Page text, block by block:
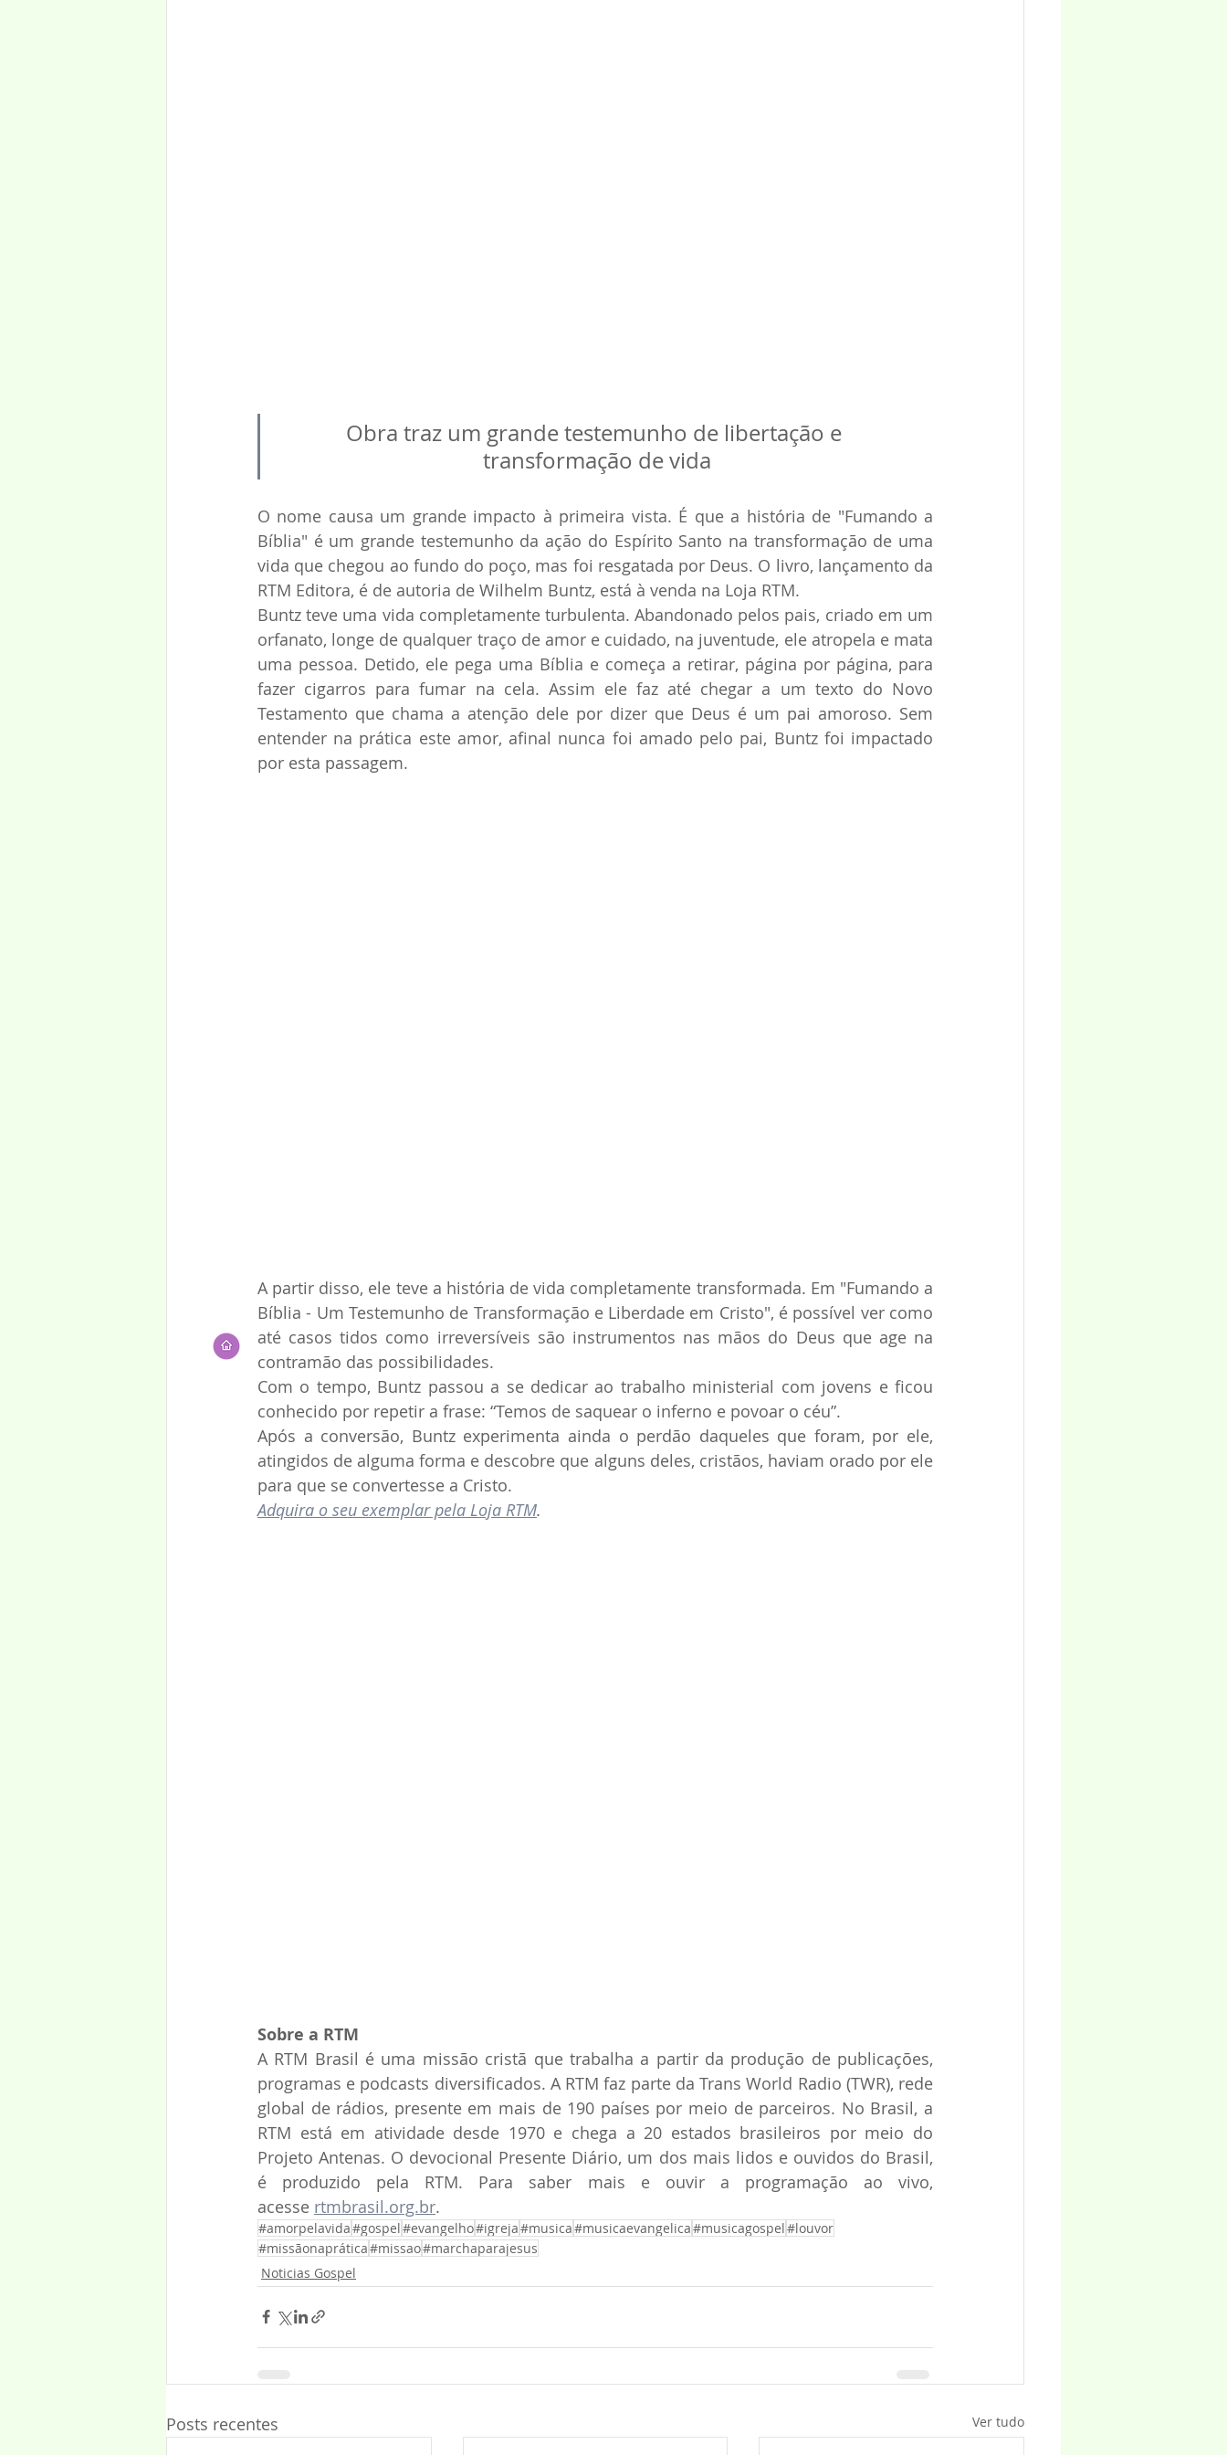
Obra traz um grande testemunho de libertação e
transformação de vida
O nome causa um grande impacto à primeira vista. É que a história de "Fumando a
Bíblia" é um grande testemunho da ação do Espírito Santo na transformação de uma
vida que chegou ao fundo do poço, mas foi resgatada por Deus. O livro, lançamento da
RTM Editora, é de autoria de Wilhelm Buntz, está à venda na Loja RTM.
Buntz teve uma vida completamente turbulenta. Abandonado pelos pais, criado em um
orfanato, longe de qualquer traço de amor e cuidado, na juventude, ele atropela e mata
uma pessoa. Detido, ele pega uma Bíblia e começa a retirar, página por página, para
fazer cigarros para fumar na cela. Assim ele faz até chegar a um texto do Novo
Testamento que chama a atenção dele por dizer que Deus é um pai amoroso. Sem
entender na prática este amor, afinal nunca foi amado pelo pai, Buntz foi impactado
por esta passagem.
A partir disso, ele teve a história de vida completamente transformada. Em "Fumando a
Bíblia - Um Testemunho de Transformação e Liberdade em Cristo", é possível ver como
até casos tidos como irreversíveis são instrumentos nas mãos do Deus que age na
contramão das possibilidades.
Com o tempo, Buntz passou a se dedicar ao trabalho ministerial com jovens e ficou
conhecido por repetir a frase: “Temos de saquear o inferno e povoar o céu”.
Após a conversão, Buntz experimenta ainda o perdão daqueles que foram, por ele,
atingidos de alguma forma e descobre que alguns deles, cristãos, haviam orado por ele
para que se convertesse a Cristo.
Adquira o seu exemplar pela Loja RTM.
Sobre a RTM
A RTM Brasil é uma missão cristã que trabalha a partir da produção de publicações,
programas e podcasts diversificados. A RTM faz parte da Trans World Radio (TWR), rede
global de rádios, presente em mais de 190 países por meio de parceiros. No Brasil, a
RTM está em atividade desde 1970 e chega a 20 estados brasileiros por meio do
Projeto Antenas. O devocional Presente Diário, um dos mais lidos e ouvidos do Brasil,
é produzido pela RTM. Para saber mais e ouvir a programação ao vivo,
acesse rtmbrasil.org.br.
#amorpelavida#gospel#evangelho#igreja#musica#musicaevangelica#musicagospel#louvor
#missãonaprática#missao#marchaparajesus
Noticias Gospel
Posts recentes Ver tudo